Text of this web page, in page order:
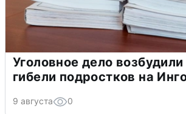
Уголовное дело
гибели подростков на
9 августа 0